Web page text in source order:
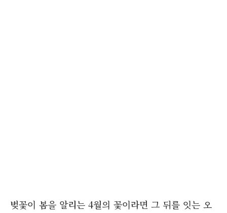
벚꽃이 봄을 알리는 4월의 꽃이라면 그 뒤를 잇는 오